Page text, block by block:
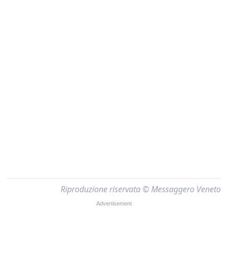
Riproduzione riservata © Messaggero Veneto